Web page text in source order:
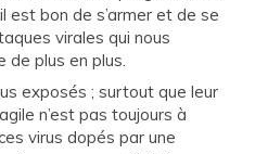
est bon de s’armer et de se
virales qui nous
de plus en plus.
exposés ; surtout que leur
n’est pas toujours à
virus dopés par une